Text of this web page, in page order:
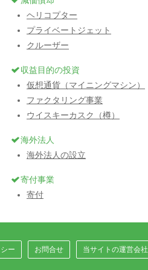
ヘリコプター
プライベートジェット
クルーザー
収益目的の投資
仮想通貨（マイニングマシン）
ファクタリング事業
ウイスキーカスク（樽）
海外法人
海外法人の設立
寄付事業
寄付
ー お問合せ 当サイトの運営会社